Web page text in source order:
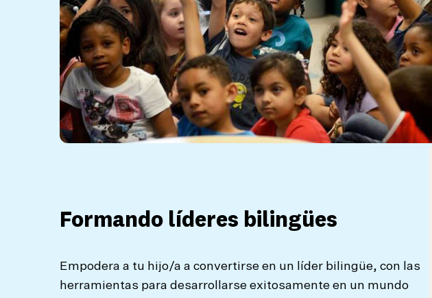
Formando líderes bilingües
Empodera a tu hijo/a a convertirse en un líder bilingüe, con las
herramientas para desarrollarse exitosamente en un mundo